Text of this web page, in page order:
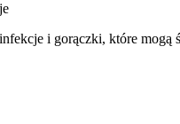
i gorączki, które mogą